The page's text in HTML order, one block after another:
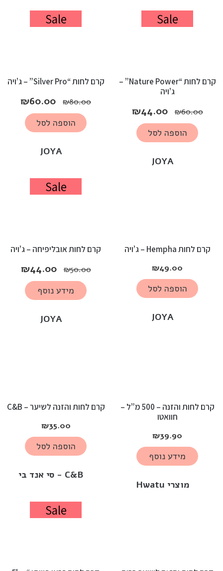
Sale
JOYA
קרם לחות “Nature Power” –
ג’ויה
₪60.00
₪44.00
הוספה לסל
Sale
JOYA
קרם לחות “Silver Pro” – ג’ויה
₪80.00
₪60.00
הוספה לסל
JOYA
קרם לחות Hempha – ג’ויה
₪49.00
הוספה לסל
Sale
JOYA
קרם לחות אובליפיחה – ג’ויה
₪50.00
₪44.00
מידע נוסף
מוצרי Hwatu
קרם לחות והזנה – 500 מ”ל –
חוואטו
₪39.90
מידע נוסף
C&B - סי אנד בי
קרם לחות והזנה לשיער – C&B
₪35.00
הוספה לסל
Sale